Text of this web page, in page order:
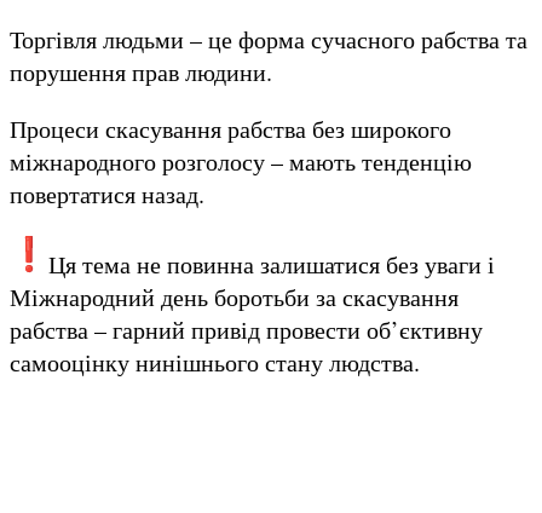
Торгівля людьми – це форма сучасного рабства та
порушення прав людини.
Процеси скасування рабства без широкого
міжнародного розголосу – мають тенденцію
повертатися назад.
Ця тема не повинна залишатися без уваги і
Міжнародний день боротьби за скасування
рабства – гарний привід провести об’єктивну
самооцінку нинішнього стану людства.